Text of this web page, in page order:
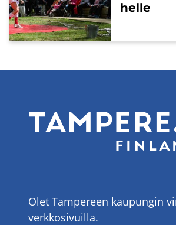
hel­le
Olet Tampereen kaupungin
verkkosivuilla.